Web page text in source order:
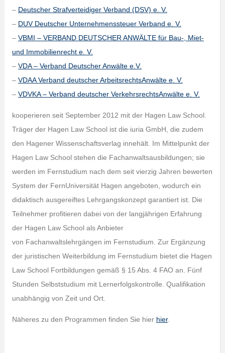
– Deutscher Strafverteidiger Verband (DSV) e. V.
– DUV Deutscher Unternehmenssteuer Verband e. V.
– VBMI – VERBAND DEUTSCHER ANWÄLTE für Bau-, Miet-
und Immobilienrecht e. V.
– VDA – Verband Deutscher Anwälte e.V.
– VDAA Verband deutscher ArbeitsrechtsAnwälte e. V.
– VDVKA – Verband deutscher VerkehrsrechtsAnwälte e. V.
kooperieren seit September 2012 mit der Hagen Law School.
Träger der Hagen Law School ist die iuria GmbH, die zudem
den Hagener Wissenschaftsverlag innehält. Im Mittelpunkt der
Hagen Law School stehen die Fachanwaltsausbildungen; sie
werden im Fernstudium nach dem seit vierzig Jahren bewerten
System der FernUniversität Hagen angeboten, wodurch ein
didaktisch ausgereiftes Lehrgangskonzept garantiert ist. Die
Teilnehmer profitieren dabei von der langjährigen Erfahrung
der Hagen Law School als Anbieter
von Fachanwaltslehrgängen im Fernstudium. Zur Ergänzung
der juristischen Weiterbildung im Fernstudium bietet die Hagen
Law School Fortbildungen gemäß § 15 Abs. 4 FAO an. Fünf
Stunden Selbststudium mit Lernerfolgskontrolle. Qualifikation
unabhängig von Zeit und Ort.
Näheres zu den Programmen finden Sie hier hier.